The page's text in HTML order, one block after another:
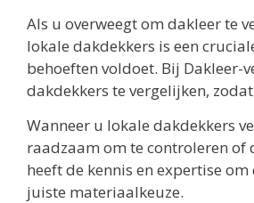
Als u overweegt om dakleer te
lokale dakdekkers is een
behoeften voldoet. Bij Dakleer-
dakdekkers te vergelijken,
Wanneer u lokale dakdekkers
raadzaam om te controleren of
heeft de kennis en expertise
juiste materiaalkeuze.